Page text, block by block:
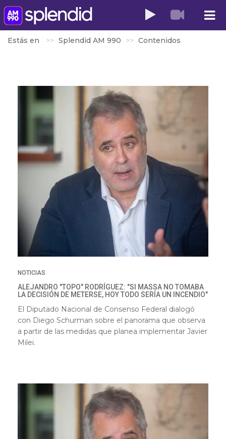
Estás en Splendid AM 990 Contenidos
NOTICIAS
ALEJANDRO "TOPO" RODRÍGUEZ: "SI MASSA NO TOMABA
LA DECISIÓN DE METERSE, HOY TODO SERÍA UN INCENDIO"
El Diputado Nacional de Consenso Federal dialogó
con Diego Schurman sobre el panorama que observa
a partir de las medidas que planea implementar Javier
Milei.